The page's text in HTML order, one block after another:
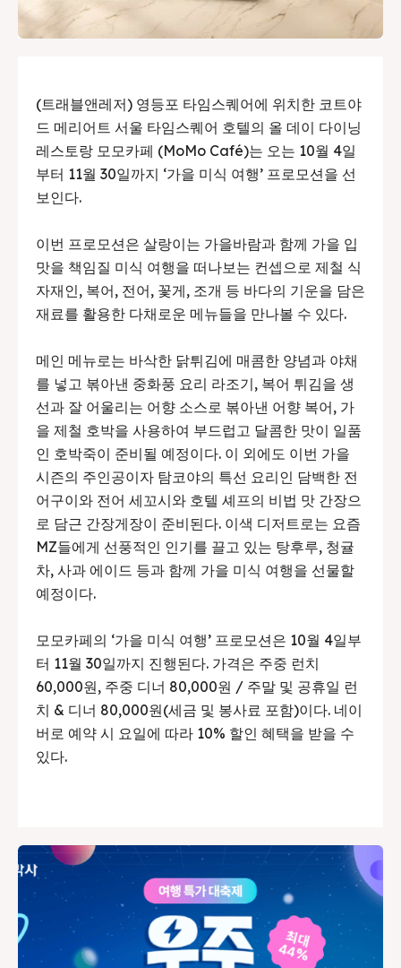
(트래블앤레저) 영등포 타임스퀘어에 위치한 코트야
드 메리어트 서울 타임스퀘어 호텔의 올 데이 다이닝
레스토랑 모모카페 (MoMo Café)는 오는 10월 4일
부터 11월 30일까지 ‘가을 미식 여행’ 프로모션을 선
보인다.
이번 프로모션은 살랑이는 가을바람과 함께 가을 입
맛을 책임질 미식 여행을 떠나보는 컨셉으로 제철 식
자재인, 복어, 전어, 꽃게, 조개 등 바다의 기운을 담은
재료를 활용한 다채로운 메뉴들을 만나볼 수 있다.
메인 메뉴로는 바삭한 닭튀김에 매콤한 양념과 야채
를 넣고 볶아낸 중화풍 요리 라조기, 복어 튀김을 생
선과 잘 어울리는 어향 소스로 볶아낸 어향 복어, 가
을 제철 호박을 사용하여 부드럽고 달콤한 맛이 일품
인 호박죽이 준비될 예정이다. 이 외에도 이번 가을
시즌의 주인공이자 탐코야의 특선 요리인 담백한 전
어구이와 전어 세꼬시와 호텔 셰프의 비법 맛 간장으
로 담근 간장게장이 준비된다. 이색 디저트로는 요즘
MZ들에게 선풍적인 인기를 끌고 있는 탕후루, 청귤
차, 사과 에이드 등과 함께 가을 미식 여행을 선물할
예정이다.
모모카페의 ‘가을 미식 여행’ 프로모션은 10월 4일부
터 11월 30일까지 진행된다. 가격은 주중 런치
60,000원, 주중 디너 80,000원 / 주말 및 공휴일 런
치 & 디너 80,000원(세금 및 봉사료 포함)이다. 네이
버로 예약 시 요일에 따라 10% 할인 혜택을 받을 수
있다.